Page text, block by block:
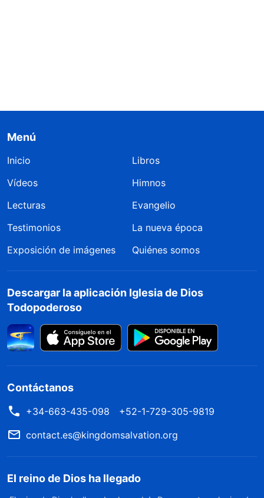
Menú
Inicio
Libros
Vídeos
Himnos
Lecturas
Evangelio
Testimonios
La nueva época
Exposición de imágenes
Quiénes somos
Descargar la aplicación Iglesia de Dios
Todopoderoso
Contáctanos
+34-663-435-098
+52-1-729-305-9819
contact.es@kingdomsalvation.org
El reino de Dios ha llegado